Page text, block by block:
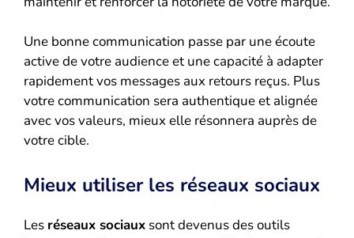
Une bonne communication passe par une écoute
active de votre audience et une capacité à adapter
rapidement vos messages aux retours reçus. Plus
votre communication sera authentique et alignée
avec vos valeurs, mieux elle résonnera auprès de
votre cible.
Mieux utiliser les réseaux sociaux
Les réseaux sociaux sont devenus des outils